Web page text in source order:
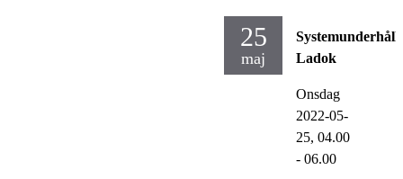
25
maj
Systemunderhåll
Ladok
Onsdag
2022-05-
25, 04.00
- 06.00